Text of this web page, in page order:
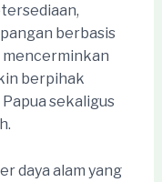
berbasis
mencerminkan
berpihak
sekaligus
daya alam yang